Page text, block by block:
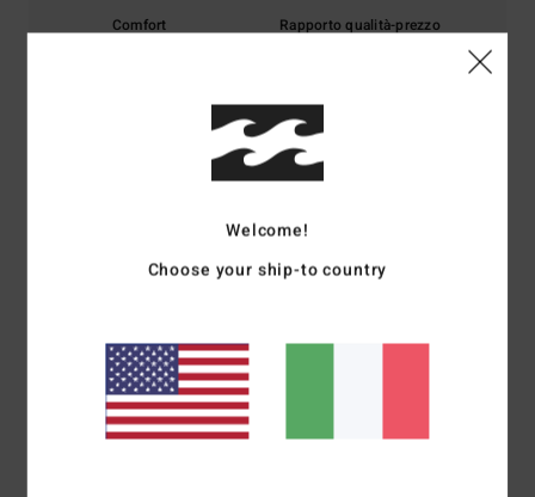
Comfort
Rapporto qualità-prezzo
Colore
5
Welcome!
Choose your ship-to country